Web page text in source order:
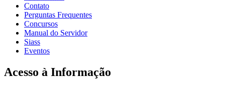
Contato
Perguntas Frequentes
Concursos
Manual do Servidor
Siass
Eventos
Acesso à Informação